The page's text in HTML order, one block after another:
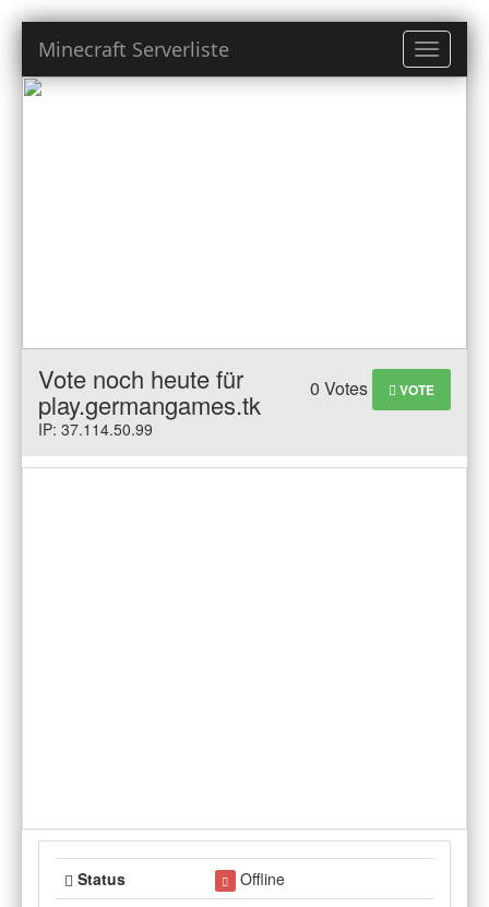
Toggle
Minecraft Serverliste
0 Votes VOTE
Vote noch heute für
play.germangames.tk
IP: 37.114.50.99
Status
Offline